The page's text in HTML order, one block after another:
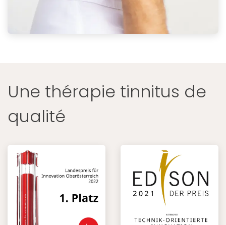
Une thérapie tinnitus de
qualité